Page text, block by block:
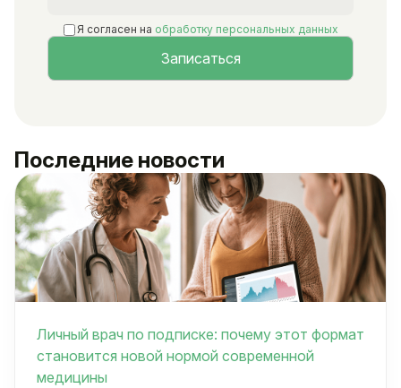
Я согласен на обработку персональных данных
Последние новости
Личный врач по подписке: почему этот формат
становится новой нормой современной
медицины